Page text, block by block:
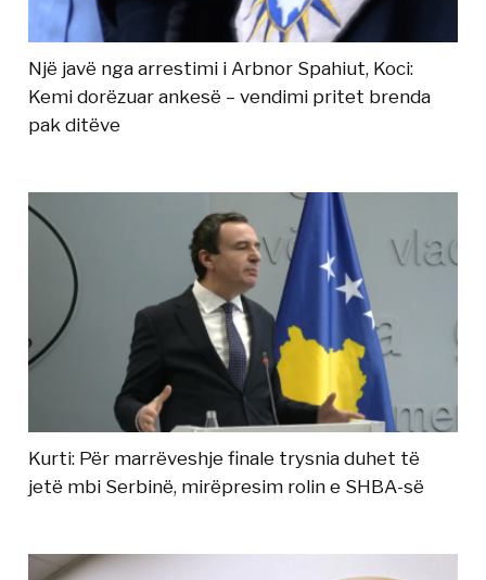
Një javë nga arrestimi i Arbnor Spahiut, Koci:
Kemi dorëzuar ankesë – vendimi pritet brenda
pak ditëve
Kurti: Për marrëveshje finale trysnia duhet të
jetë mbi Serbinë, mirëpresim rolin e SHBA-së